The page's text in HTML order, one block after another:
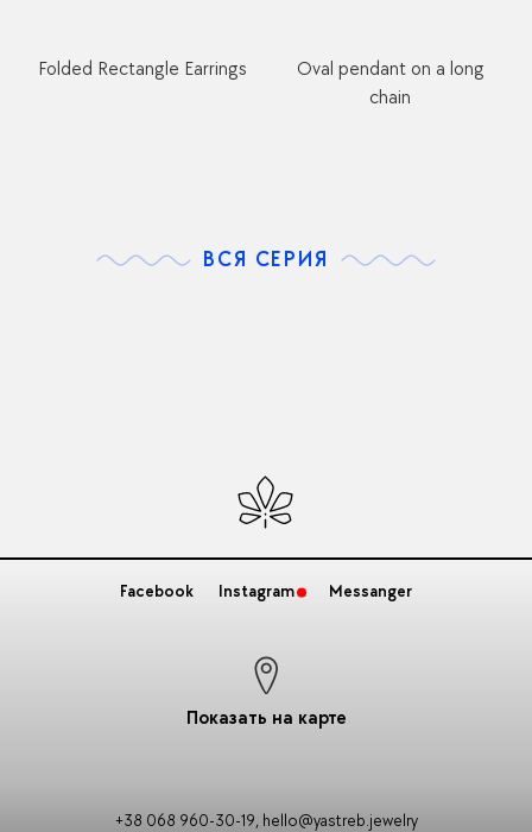
Folded Rectangle Earrings
Oval pendant on a long
chain
ВСЯ СЕРИЯ
Facebook Instagram Messanger
Показать на карте
+38 068 960-30-19, hello@yastreb.jewelry